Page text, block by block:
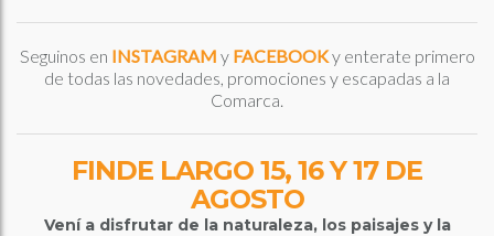
Seguinos en INSTAGRAM y FACEBOOKy enterate primero
de todas las novedades, promociones y escapadas a la
Comarca.
FINDE LARGO 15, 16 Y 17 DE
AGOSTO
Vení a disfrutar de la naturaleza, los paisajes y la